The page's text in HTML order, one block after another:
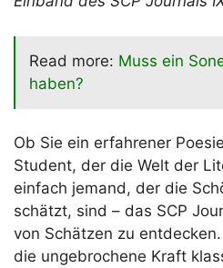
Read more: Muss ein
haben?
Ob Sie ein erfahrener
Student, der die Welt der
einfach jemand, der die
schätzt, sind – das SCP
von Schätzen zu
die ungebrochene Kraft